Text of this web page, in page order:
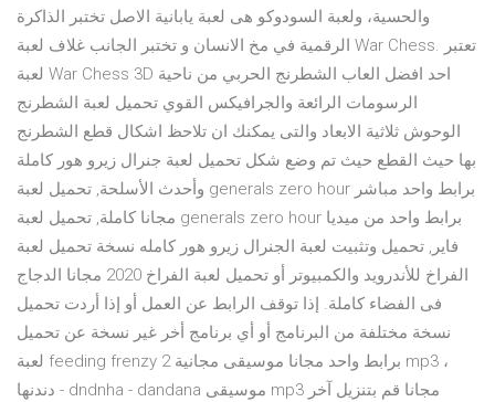
والحسية، ولعبة السودوكو هى لعبة يابانية الاصل تختبر الذاكرة
الرقمية في مخ الانسان و تختبر الجانب غلاف لعبة War Chess. تعتبر
لعبة War Chess 3D احد افضل العاب الشطرنج الحربي من ناحية
الرسومات الرائعة والجرافيكس القوي تحميل لعبة الشطرنج
الوحوش ثلاثية الابعاد والتى يمكنك ان تلاحظ اشكال قطع الشطرنج
بها حيث القطع حيث تم وضع شكل تحميل لعبة جنرال زيرو هور كاملة
وأحدث الأسلحة, تحميل لعبة generals zero hour برابط واحد مباشر
مجانا كاملة, تحميل لعبة generals zero hour برابط واحد من ميديا
فاير, تحميل وتثبيت لعبة الجنرال زيرو هور كامله نسخة تحميل لعبة
الفراخ للأندرويد والكمبيوتر أو تحميل لعبة الفراخ 2020 مجانا الدجاج
فى الفضاء كاملة. إذا توقف الرابط عن العمل أو إذا أردت تحميل
نسخة مختلفة من البرنامج أو أي برنامج أخر غير نسخة عن تحميل
لعبة feeding frenzy 2 برابط واحد مجانا موسيقى مجانية mp3 ،
دندنها - dndnha - dandana موسيقى mp3 مجانا قم بتنزيل آخر